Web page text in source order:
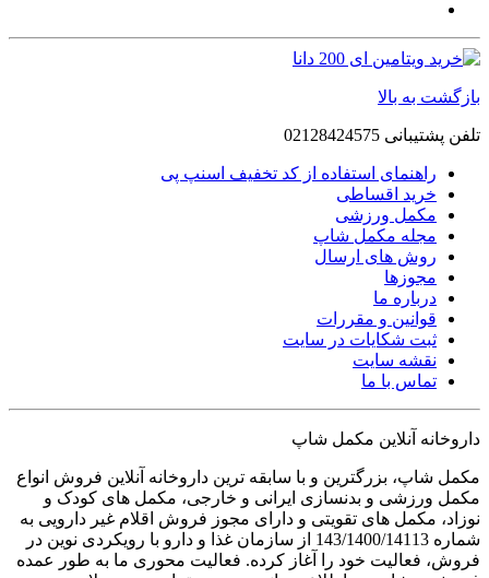
بازگشت به بالا
تلفن پشتیبانی 02128424575
راهنمای استفاده از کد تخفیف اسنپ پی
خرید اقساطی
مکمل ورزشی
مجله مکمل شاپ
روش های ارسال
مجوزها
درباره ما
قوانین و مقررات
ثبت شکایات در سایت
نقشه سایت
تماس با ما
داروخانه آنلاین مکمل شاپ
مکمل شاپ، بزرگترین و با سابقه ترین داروخانه آنلاین فروش انواع
مکمل ورزشی و بدنسازی ایرانی و خارجی، مکمل های کودک و
نوزاد، مکمل های تقویتی و دارای مجوز فروش اقلام غیر دارویی به
شماره 143/1400/14113 از سازمان غذا و دارو با رويکردی نوين در
فروش، فعاليت خود را آغاز کرده. فعاليت محوری ما به طور عمده